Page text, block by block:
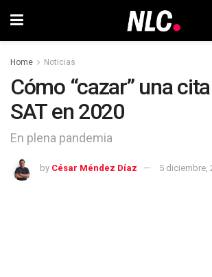
Home Noticias
Cómo “cazar” una
SAT en 2020
En plena pandemia
by César Méndez Díaz 5 diciembre,